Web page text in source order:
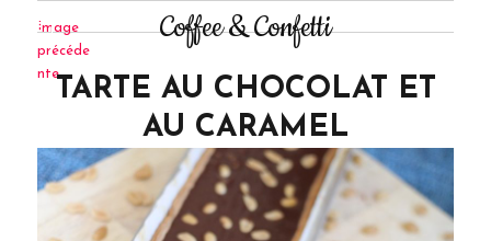
Coffee & Confetti
Image
précéde
nte
TARTE AU CHOCOLAT ET
AU CARAMEL